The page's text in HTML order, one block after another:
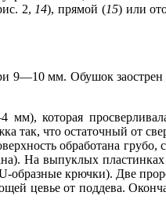
2, 14), прямой (15) или
9—10 мм. Обушок заострен
мм), которая
так, что остаточный от
обработана
На выпуклых
образные крючки). Две
цевье от поддева.